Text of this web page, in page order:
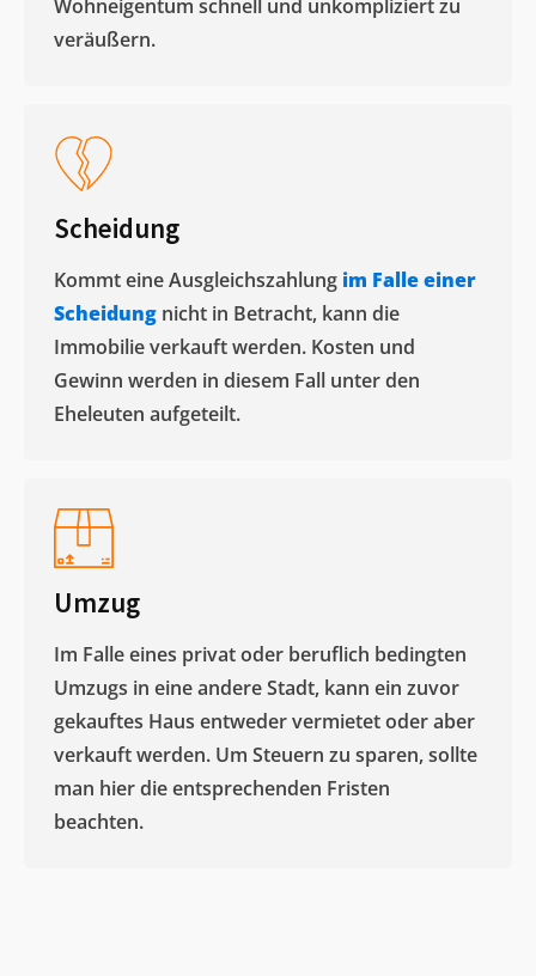
Wohneigentum schnell und unkompliziert zu
veräußern. ​
Scheidung
Kommt eine Ausgleichszahlung im Falle einer
Scheidung nicht in Betracht, kann die
Immobilie verkauft werden. Kosten und
Gewinn werden in diesem Fall unter den
Eheleuten aufgeteilt.​
Umzug
Im Falle eines privat oder beruflich bedingten
Umzugs in eine andere Stadt, kann ein zuvor
gekauftes Haus entweder vermietet oder aber
verkauft werden. Um Steuern zu sparen, sollte
man hier die entsprechenden Fristen
beachten.